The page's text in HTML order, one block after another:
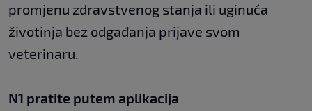
promjenu zdravstvenog stanja ili uginuća
životinja bez odgađanja prijave svom
veterinaru.
N1 pratite putem aplikacija